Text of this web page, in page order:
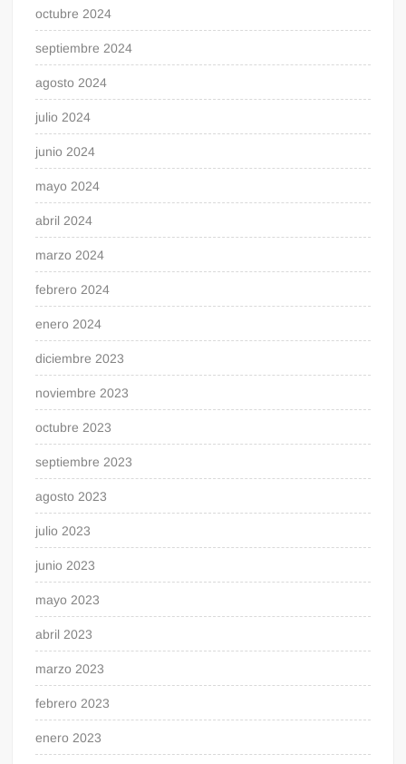
octubre 2024
septiembre 2024
agosto 2024
julio 2024
junio 2024
mayo 2024
abril 2024
marzo 2024
febrero 2024
enero 2024
diciembre 2023
noviembre 2023
octubre 2023
septiembre 2023
agosto 2023
julio 2023
junio 2023
mayo 2023
abril 2023
marzo 2023
febrero 2023
enero 2023